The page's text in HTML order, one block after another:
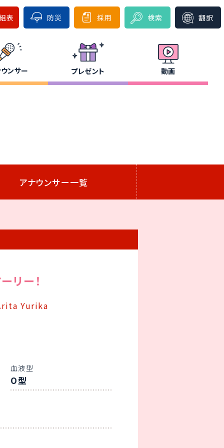
表 防災 採用 検索 翻訳
ンサー プレゼント 動画
アナウンサー一覧
リー！
Yurika
血液型
O型